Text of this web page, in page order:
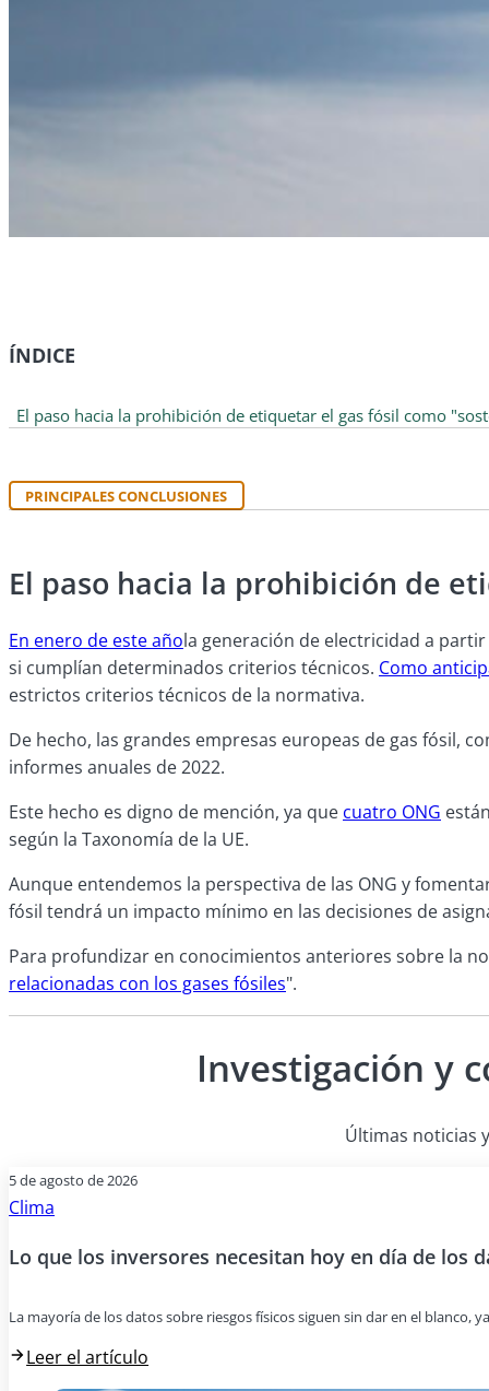
ÍNDICE
El paso hacia la prohibición de etiquetar el gas fósil como
PRINCIPALES CONCLUSIONES
El paso hacia la prohibición de
En enero de este añola generación de electricidad a
si cumplían determinados criterios técnicos. Como
estrictos criterios técnicos de la normativa.
De hecho, las grandes empresas europeas de gas fósil,
informes anuales de 2022.
Este hecho es digno de mención, ya que cuatro ONG
según la Taxonomía de la UE.
Aunque entendemos la perspectiva de las ONG y
fósil tendrá un impacto mínimo en las decisiones de
Para profundizar en conocimientos anteriores sobre la
relacionadas con los gases fósiles".
Investigación y
Últimas noticias
5 de agosto de 2026
Clima
Lo que los inversores necesitan hoy en día de los
La mayoría de los datos sobre riesgos físicos siguen sin dar en el blanco,
Leer el artículo